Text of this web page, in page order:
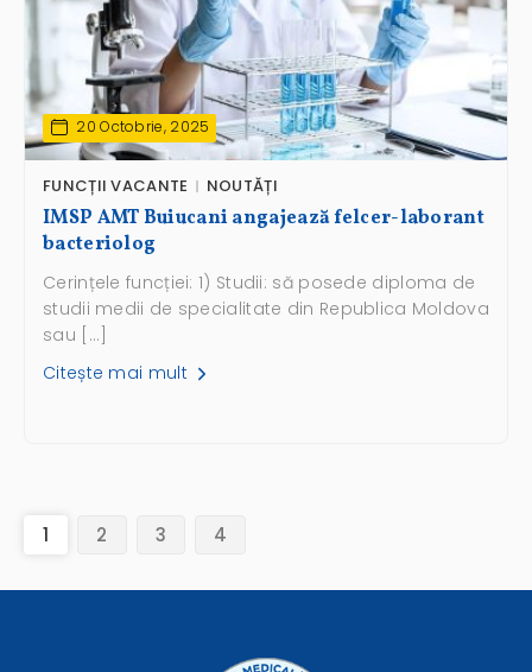
20 Octobrie, 2025
FUNCȚII VACANTE NOUTĂȚI
IMSP AMT Buiucani angajează felcer-laborant
bacteriolog
Cerințele funcției: 1) Studii: să posede diploma de
studii medii de specialitate din Republica Moldova
sau […]
Citește mai mult
1 (current)
2 3 4